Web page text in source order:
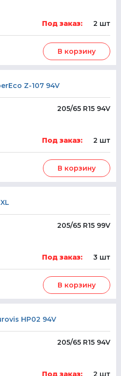
Под заказ: 2 шт
В корзину
Z-107 94V
205/65 R15 94V
Под заказ: 2 шт
В корзину
205/65 R15 99V
Под заказ: 3 шт
В корзину
HP02 94V
205/65 R15 94V
Под заказ: 2 шт